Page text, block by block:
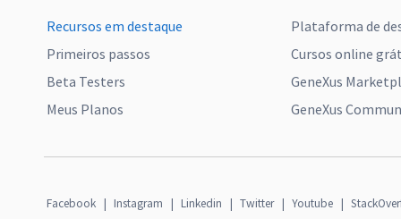
Recursos em destaque
Primeiros passos
Beta Testers
Meus Planos
Plataforma de
Cursos online
GeneXus
GeneXus
Facebook | Instagram | Linkedin | Twitter | Youtube |